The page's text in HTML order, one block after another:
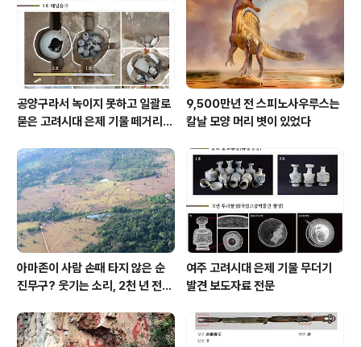
공양구라서 녹이지 못하고 일괄로
묻은 고려시대 은제 기물 떼거리로
9,500만년 전 스피노사우루스는
칼날 모양 머리 볏이 있었다
아마존이 사람 손때 타지 않은 순
진무구? 웃기는 소리, 2천 년 전에
여주 고려시대 은제 기물 무더기
발견 보도자료 전문